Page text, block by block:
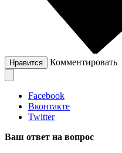
Нравится Комментировать
Facebook
Вконтакте
Twitter
Ваш ответ на вопрос